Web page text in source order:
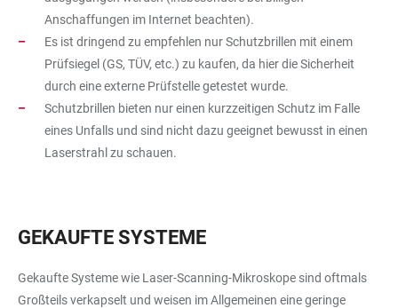
Anschaffungen im Internet beachten).
Es ist dringend zu empfehlen nur Schutzbrillen mit einem
Prüfsiegel (GS, TÜV, etc.) zu kaufen, da hier die Sicherheit
durch eine externe Prüfstelle getestet wurde.
Schutzbrillen bieten nur einen kurzzeitigen Schutz im Falle
eines Unfalls und sind nicht dazu geeignet bewusst in einen
Laserstrahl zu schauen.
GEKAUFTE SYSTEME
Gekaufte Systeme wie Laser-Scanning-Mikroskope sind oftmals
Großteils verkapselt und weisen im Allgemeinen eine geringe